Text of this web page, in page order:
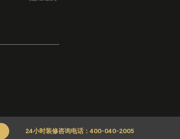
24小时装修咨询电话：400-040-2005